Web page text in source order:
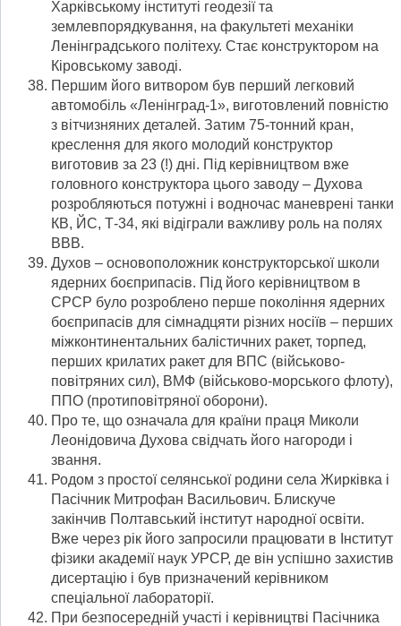
Харківському інституті геодезії та
землевпорядкування, на факультеті механіки
Ленінградського політеху. Стає конструктором на
Кіровському заводі.
Першим його витвором був перший легковий
автомобіль «Ленінград-1», виготовлений повністю
з вітчизняних деталей. Затим 75-тонний кран,
креслення для якого молодий конструктор
виготовив за 23 (!) дні. Під керівництвом вже
головного конструктора цього заводу – Духова
розробляються потужні і водночас маневрені танки
КВ, ЙС, Т-34, які відіграли важливу роль на полях
ВВВ.
Духов – основоположник конструкторської школи
ядерних боєприпасів. Під його керівництвом в
СРСР було розроблено перше покоління ядерних
боєприпасів для сімнадцяти різних носіїв – перших
міжконтинентальних балістичних ракет, торпед,
перших крилатих ракет для ВПС (військово-
повітряних сил), ВМФ (військово-морського флоту),
ППО (протиповітряної оборони).
Про те, що означала для країни праця Миколи
Леонідовича Духова свідчать його нагороди і
звання.
Родом з простої селянської родини села Жирківка і
Пасічник Митрофан Васильович. Блискуче
закінчив Полтавський інститут народної освіти.
Вже через рік його запросили працювати в Інститут
фізики академії наук УРСР, де він успішно захистив
дисертацію і був призначений керівником
спеціальної лабораторії.
При безпосередній участі і керівництві Пасічника